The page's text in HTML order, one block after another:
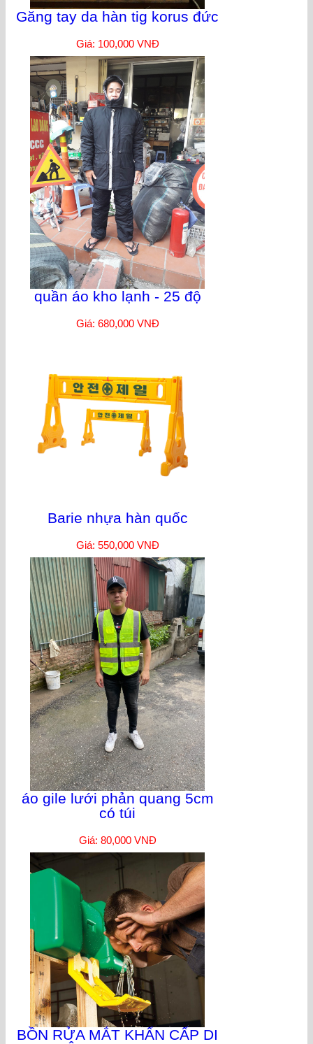
Găng tay da hàn tig korus đức
Giá: 100,000 VNĐ
quần áo kho lạnh - 25 độ
Giá: 680,000 VNĐ
Barie nhựa hàn quốc
Giá: 550,000 VNĐ
áo gile lưới phản quang 5cm
có túi
Giá: 80,000 VNĐ
BỒN RỬA MẮT KHẨN CẤP DI